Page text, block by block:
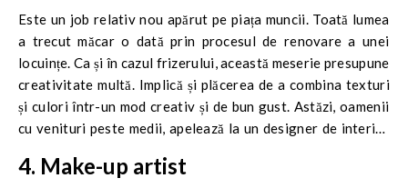
Este un job relativ nou apărut pe piața muncii. Toată lumea
a trecut măcar o dată prin procesul de renovare a unei
locuințe. Ca și în cazul frizerului, această meserie presupune
creativitate multă. Implică și plăcerea de a combina texturi
și culori într-un mod creativ și de bun gust. Astăzi, oamenii
cu venituri peste medii, apelează la un designer de interior
locuința.
4. Make-up artist